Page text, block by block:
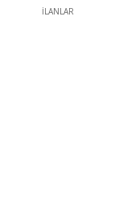
İLANLAR